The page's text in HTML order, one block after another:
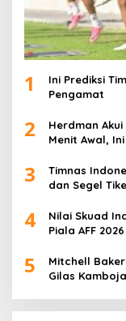
1
Ini Prediksi
Pengamat
2
Herdman
Menit Awal,
3
Timnas
dan Segel
4
Nilai Skuad
Piala AFF 2026
5
Mitchell
Gilas